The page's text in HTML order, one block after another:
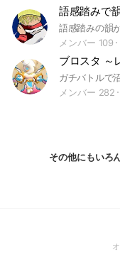
語感踏みで
メンバー 109
ブロスタ ～
メンバー 282
その他にもいろ